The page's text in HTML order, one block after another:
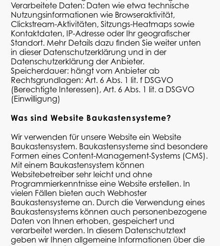
Verarbeitete Daten: Daten wie etwa technische
Nutzungsinformationen wie Browseraktivität,
Clickstream-Aktivitäten, Sitzungs-Heatmaps sowie
Kontaktdaten, IP-Adresse oder Ihr geografischer
Standort. Mehr Details dazu finden Sie weiter unten
in dieser Datenschutzerklärung und in der
Datenschutzerklärung der Anbieter.
Speicherdauer: hängt vom Anbieter ab
Rechtsgrundlagen: Art. 6 Abs. 1 lit. f DSGVO
(Berechtigte Interessen), Art. 6 Abs. 1 lit. a DSGVO
(Einwilligung)
Was sind Website Baukastensysteme?
Wir verwenden für unsere Website ein Website
Baukastensystem. Baukastensysteme sind besondere
Formen eines Content-Management-Systems (CMS).
Mit einem Baukastensystem können
Websitebetreiber sehr leicht und ohne
Programmierkenntnisse eine Website erstellen. In
vielen Fällen bieten auchWebhoster
Baukastensysteme an. Durch die Verwendung eines
Baukastensystems können auch personenbezogene
Daten von Ihnen erhoben, gespeichert und
verarbeitet werden. In diesem Datenschutztext
geben wir Ihnen allgemeine Informationen über die